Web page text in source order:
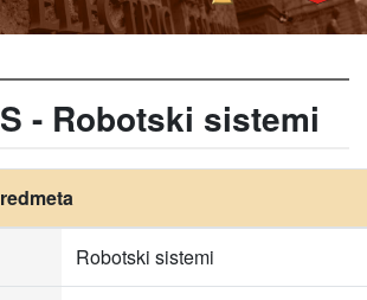
- Robotski sistemi
Robotski sistemi